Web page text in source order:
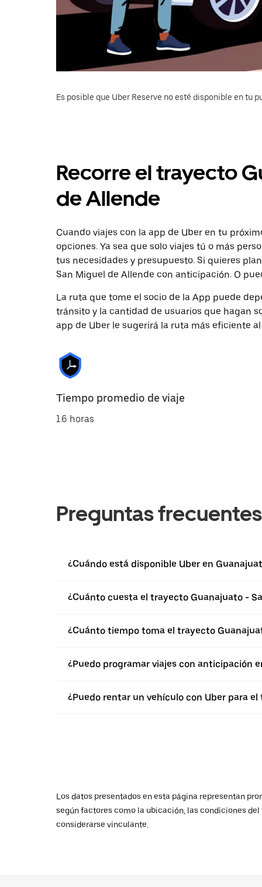
Es posible que Uber Reserve no esté disponible en tu
Recorre el trayecto
de Allende
Cuando viajes con la app de Uber en tu
opciones. Ya sea que solo viajes tú o más
tus necesidades y presupuesto. Si quieres
San Miguel de Allende con anticipación. O
La ruta que tome el socio de la App puede
tránsito y la cantidad de usuarios que hagan
app de Uber le sugerirá la ruta más eficiente
Tiempo promedio de viaje
1.6 horas
Preguntas frecuentes
¿Cuándo está disponible Uber en
¿Cuánto cuesta el trayecto Guanajuato -
¿Cuánto tiempo toma el trayecto
¿Puedo programar viajes con anticipación
¿Puedo rentar un vehículo con Uber para
Los datos presentados en esta página representan
según factores como la ubicación, las condiciones
considerarse vinculante.